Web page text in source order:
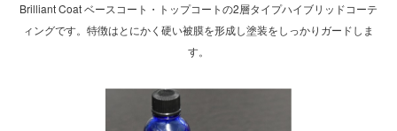
Brilliant Coat ベースコート・トップコートの2層タイプハイブリッドコーテ
ィングです。特徴はとにかく硬い被膜を形成し塗装をしっかりガードしま
す。